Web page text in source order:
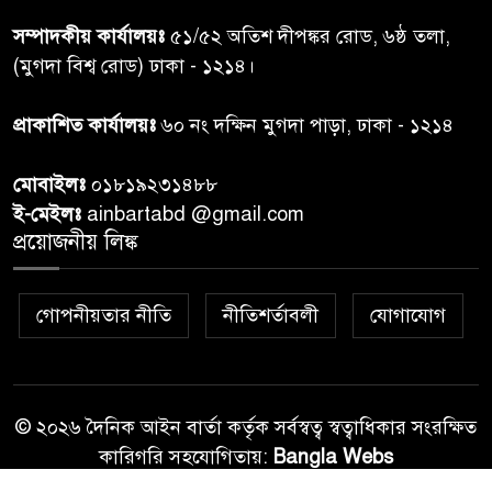
তদন্ত শেষ পর্যায়ে, দ্রুত চার্জশিট
৭
রাতের মধ্যে ঢাকাসহ ১০ অঞ্চলে
ঝড়বৃষ্টির পূর্বাভাস
৮
প্রধানমন্ত্রীর সঙ্গে দেখা করে স্বপ্নপূরণ
উপহার
৯
২০ আগস্ট রাষ্ট্রপতি নির্বাচন,
১০
সম্পাদকীয় কার্যালয়ঃ ৫১/৫২ অতিশ দীপঙ্কর রোড, ৬ষ্ঠ তলা,
(মুগদা বিশ্ব রোড) ঢাকা - ১২১৪।
প্রাকাশিত কার্যালয়ঃ৬০ নং দক্ষিন মুগদা পাড়া, ঢাকা - ১২১৪
মোবাইলঃ ০১৮১৯২৩১৪৮৮
ই-মেইলঃ ainbartabd @gmail.com
প্রয়োজনীয় লিঙ্ক
গোপনীয়তার নীতি নীতিশর্তাবলী যোগাযোগ
© ২০২৬ দৈনিক আইন বার্তা কর্তৃক সর্বস্বত্ব স্বত্বাধিকার সংরক্ষিত
কারিগরি সহযোগিতায়: Bangla Webs